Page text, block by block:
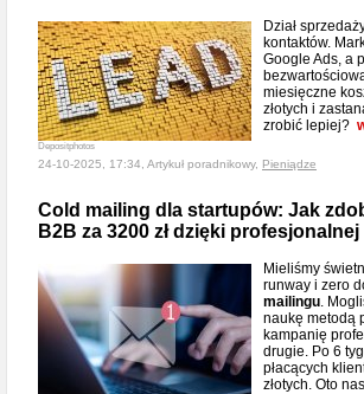
Depositphotos
Dział
kontaktów.
Google Ads, a
miesięczne
złotych i
zrobić lepiej?
24-10-2025, 17:34, Artykuł poradnikowy, Pieniądze
Cold mailing dla startupów: Jak
B2B za 3200 zł dzięki
Mieliśmy
runway i zero
mailingu.
naukę metodą
kampanię
drugie. Po 6
płacących
złotych. Oto